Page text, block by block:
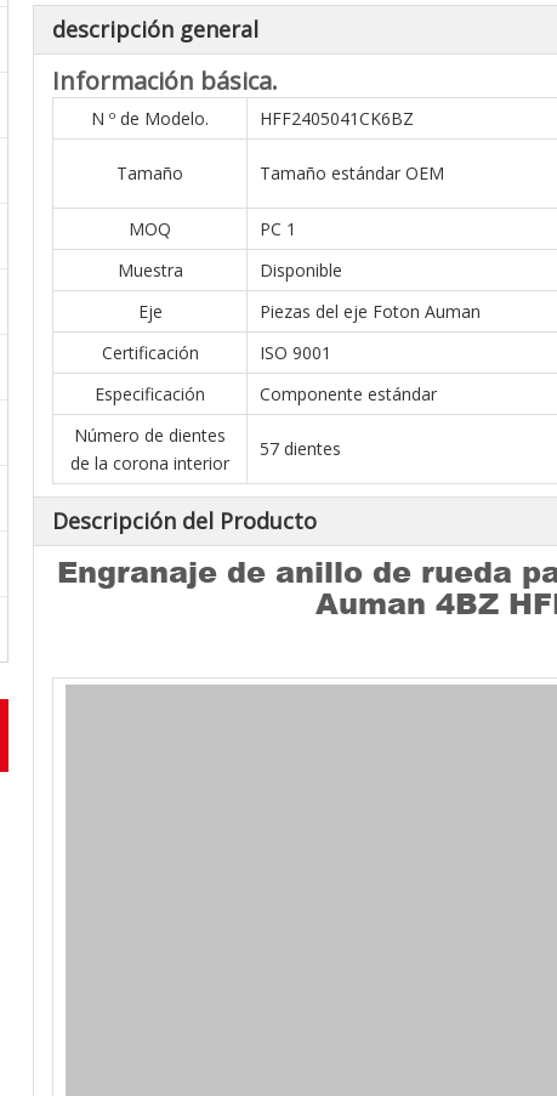
descripción general
Información básica.
N º de Modelo. HFF2405041CK6BZ
Tamaño Tamaño estándar OEM
MOQ
PC 1
Muestra
Disponible
Eje
Piezas del eje Foton Auman
Certificación
ISO 9001
Especificación
Componente estándar
Número de dientes
de la corona interior
57 dientes
Descripción del Producto
Engranaje de anillo de rueda
Auman 4BZ